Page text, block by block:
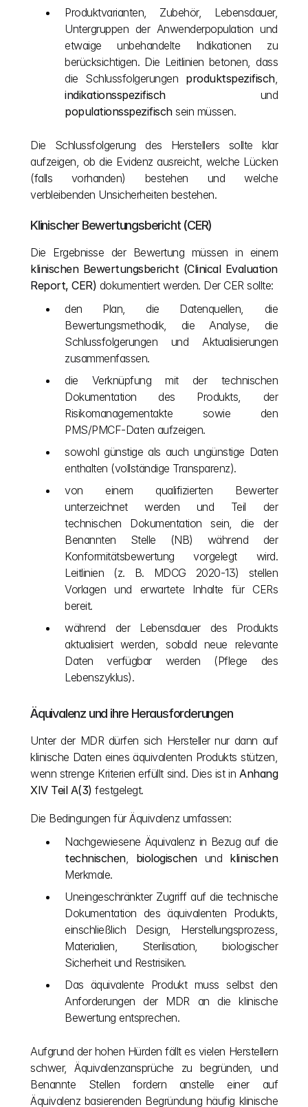
Produktvarianten, Zubehör, Lebensdauer,
Untergruppen der Anwenderpopulation und
etwaige unbehandelte Indikationen zu
berücksichtigen. Die Leitlinien betonen, dass
die Schlussfolgerungen produktspezifisch
indikationsspezifisch
populationsspezifisch sein müssen.
Die Schlussfolgerung des Herstellers sollte klar
aufzeigen, ob die Evidenz ausreicht, welche Lücken
(falls vorhanden) bestehen und welche
verbleibenden Unsicherheiten bestehen.
Klinischer Bewertungsbericht (CER)
klinischen Bewertungsbericht (Clinical Evaluation
Report, CER) dokumentiert werden. Der CER sollte:
den Plan, die Datenquellen, die
Bewertungsmethodik, die Analyse, die
Schlussfolgerungen und Aktualisierungen
zusammenfassen.
die Verknüpfung mit der technischen
Dokumentation des Produkts, der
Risikomanagementakte sowie den
PMS/PMCF-Daten aufzeigen.
sowohl günstige als auch ungünstige Daten
enthalten (vollständige Transparenz).
von einem qualifizierten Bewerter
unterzeichnet werden und Teil der
technischen Dokumentation sein, die der
Benannten Stelle (NB) während der
Konformitätsbewertung vorgelegt wird.
Leitlinien (z. B. MDCG 2020-13) stellen
Vorlagen und erwartete Inhalte für CERs
bereit.
während der Lebensdauer des Produkts
aktualisiert werden, sobald neue relevante
Daten verfügbar werden (Pflege des
Lebenszyklus).
Äquivalenz und ihre Herausforderungen
Unter der MDR dürfen sich Hersteller nur dann auf
klinische Daten eines äquivalenten Produkts stützen,
wenn strenge Kriterien erfüllt sind. Dies ist in Anhang
XIV Teil A(3) festgelegt.
Die Bedingungen für Äquivalenz umfassen:
technischen, biologischen und klinischen
Merkmale.
Uneingeschränkter Zugriff auf die technische
Dokumentation des äquivalenten Produkts,
einschließlich Design, Herstellungsprozess,
Materialien, Sterilisation, biologischer
Sicherheit und Restrisiken.
Das äquivalente Produkt muss selbst den
Anforderungen der MDR an die klinische
Bewertung entsprechen.
Aufgrund der hohen Hürden fällt es vielen Herstellern
schwer, Äquivalenzansprüche zu begründen, und
Benannte Stellen fordern anstelle einer auf
Äquivalenz basierenden Begründung häufig klinische